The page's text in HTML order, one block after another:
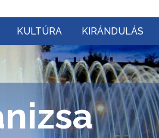
KULTÚRA KIRÁNDULÁS